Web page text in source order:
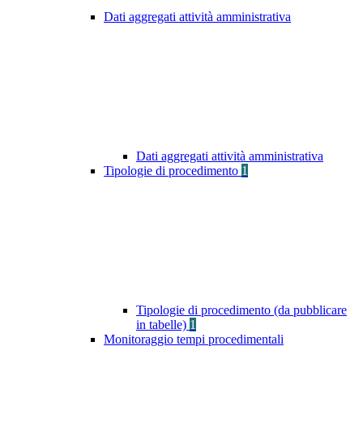
Dati aggregati attività amministrativa
Dati aggregati attività amministrativa
Tipologie di procedimento 1
Tipologie di procedimento (da pubblicare
in tabelle) 1
Monitoraggio tempi procedimentali